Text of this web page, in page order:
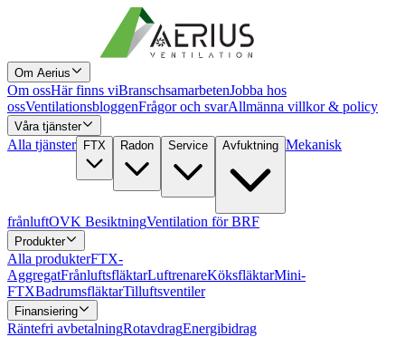
Om Aerius
Om ossHär finns viBranschsamarbetenJobba hos
ossVentilationsbloggenFrågor och svarAllmänna villkor & policy
Våra tjänster
Alla tjänster FTX Radon Service Avfuktning Mekanisk
frånluftOVK BesiktningVentilation för BRF
Produkter
Alla produkterFTX-
AggregatFrånluftsfläktarLuftrenareKöksfläktarMini-
FTXBadrumsfläktarTilluftsventiler
Finansiering
Räntefri avbetalningRotavdragEnergibidrag